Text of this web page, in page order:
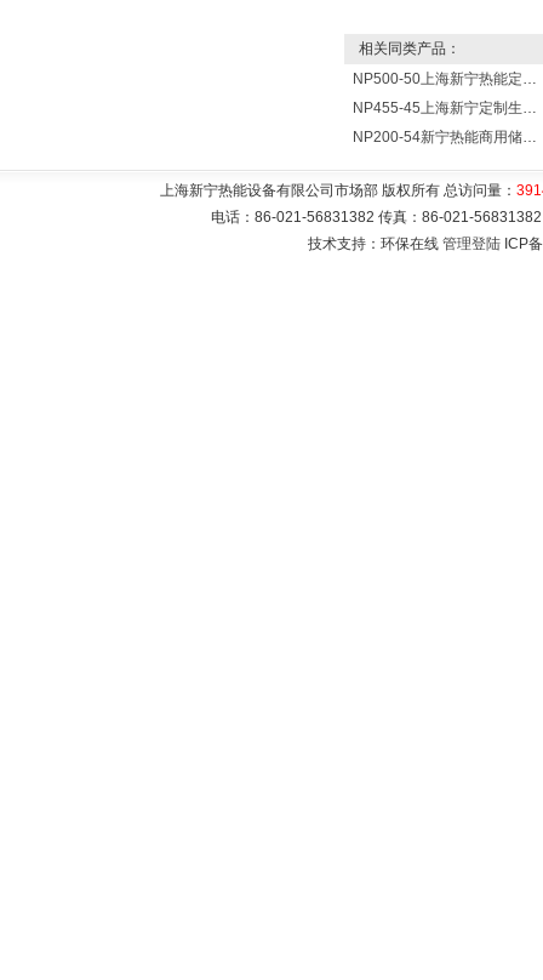
相关同类产品：
NP500-50上海新宁热能定制各式不锈钢水箱容器
NP455-45上海新宁定制生产各式不锈钢容器
NP200-54新宁热能商用储水式电热水器V=200升N=54千瓦
上海新宁热能设备有限公司市场部 版权所有 总访问量：
电话：86-021-56831382 传真：86-021-
技术支持：环保在线 管理登陆 ICP